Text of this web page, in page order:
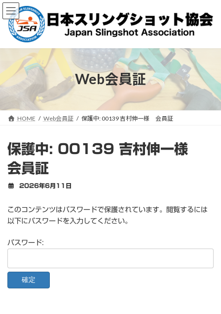
コ
ン
キ
ッ
ナ
ビ
に
移
Web会員証
HOME Web会員証 保護中: 00139 吉村伸一様 会員証
保護中: 00139 吉村伸一様
会員証
2026年6月11日
このコンテンツはパスワードで保護されています。閲覧するには
以下にパスワードを入力してください。
パスワード: